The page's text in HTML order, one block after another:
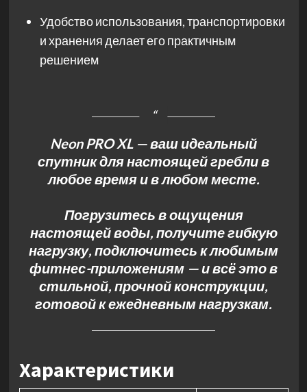
Удобство использования, транспортировки
и хранения делает его практичным
решением
Neon PRO XL — ваш идеальный
спутник для настоящей гребли в
любое время и в любом месте.
Погрузитесь в ощущения
настоящей воды, получите гибкую
нагрузку, подключитесь к любимым
фитнес-приложениям — и всё это в
стильной, прочной конструкции,
готовой к ежедневным нагрузкам.
Характеристики